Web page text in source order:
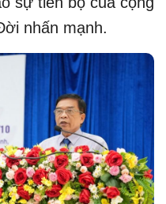
nhấn mạnh.